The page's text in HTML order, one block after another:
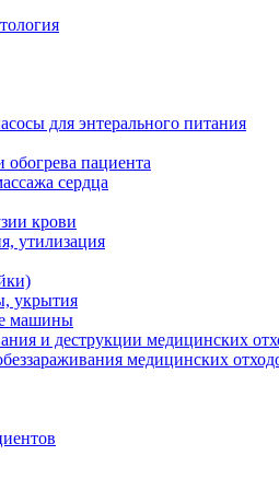
для энтерального питания
пациента
сердца
крови
утилизация
укрытия
машины
и деструкции медицинских
медицинских